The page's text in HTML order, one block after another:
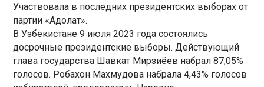
Участвовала в последних президентских выборах от
партии «Адолат».
В Узбекистане 9 июля 2023 года состоялись
досрочные президентские выборы. Действующий
глава государства Шавкат Мирзиёев набрал 87,05%
голосов. Робахон Махмудова набрала 4,43% голосов